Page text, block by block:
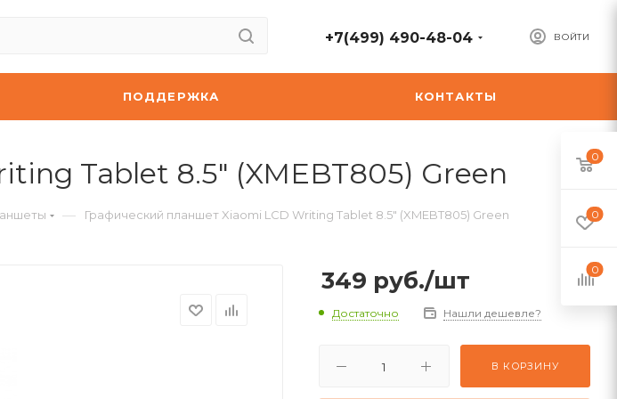
ВОЙТИ
+7(499) 490-48-04
ПОДДЕРЖКА КОНТАКТЫ
Tablet 8.5" (XMEBT805) Green
— Графический планшет Xiaomi LCD Writing Tablet 8.5" (XMEBT805) Green
349 руб./шт
Достаточно Нашли дешевле?
В КОРЗИНУ
0
0
0